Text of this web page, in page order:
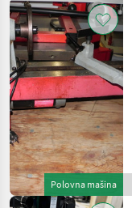
Polovna mašina